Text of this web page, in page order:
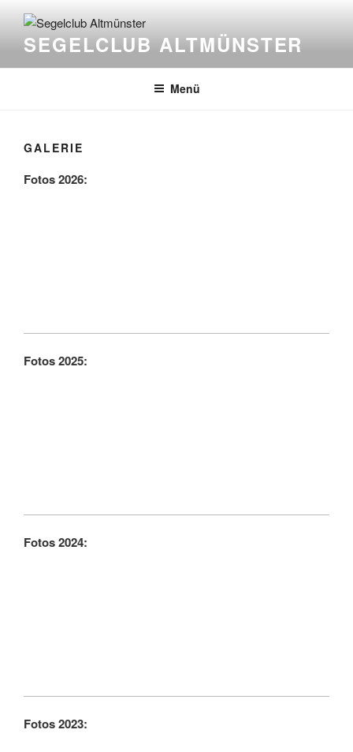
Inhalt
springenSEGELCLUB ALTMÜNSTER
Menü
GALERIE
Fotos 2026:
Fotos 2025:
Fotos 2024:
Fotos 2023: